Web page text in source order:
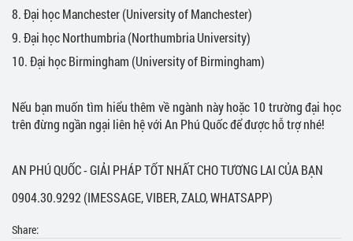
8. Đại học Manchester (University of Manchester)
9. Đại học Northumbria (Northumbria University)
10. Đại học Birmingham (University of Birmingham)
Nếu bạn muốn tìm hiểu thêm về ngành này hoặc 10 trường đại học
trên đừng ngần ngại liên hệ với An Phú Quốc để được hỗ trợ nhé!
AN PHÚ QUỐC - GIẢI PHÁP TỐT NHẤT CHO TƯƠNG LAI CỦA BẠN
0904.30.9292 (IMESSAGE, VIBER, ZALO, WHATSAPP)
Share: